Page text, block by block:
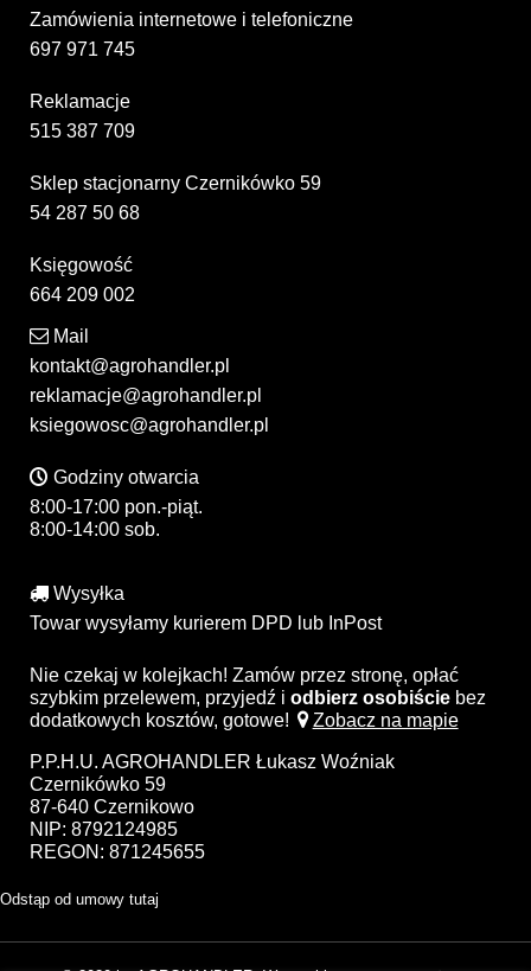
Zamówienia internetowe i telefoniczne
697 971 745
Reklamacje
515 387 709
Sklep stacjonarny Czernikówko 59
54 287 50 68
Księgowość
664 209 002
Mail
kontakt@agrohandler.pl
reklamacje@agrohandler.pl
ksiegowosc@agrohandler.pl
Godziny otwarcia
8:00-17:00 pon.-piąt.
8:00-14:00 sob.
Wysyłka
Towar wysyłamy kurierem DPD lub InPost
Nie czekaj w kolejkach! Zamów przez stronę, opłać
szybkim przelewem, przyjedź i odbierz osobiście bez
dodatkowych kosztów, gotowe!
Zobacz na mapie
P.P.H.U. AGROHANDLER Łukasz Woźniak
Czernikówko 59
87-640 Czernikowo
NIP: 8792124985
REGON: 871245655
Odstąp od umowy tutaj